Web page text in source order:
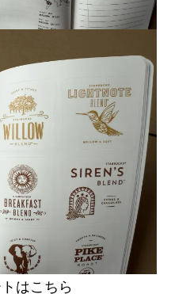
はこちら